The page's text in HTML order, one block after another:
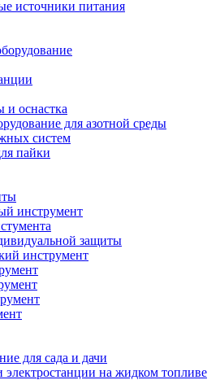
источники питания
и оснастка
для азотной среды
систем
пайки
инструмент
защиты
инструмент
для сада и дачи
электростанции на жидком топливе